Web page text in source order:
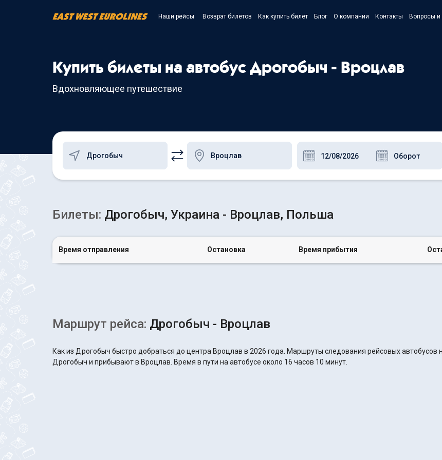
Наши рейсы Возврат билетов Как купить билет Блог О компании Контакты Вопросы и
Купить билеты на автобус Дрогобыч - Вроцлав
Вдохновляющее путешествие
Билеты: Дрогобыч, Украина - Вроцлав, Польша
Время отправления Остановка Время прибытия
Маршрут рейса: Дрогобыч - Вроцлав
Как из Дрогобыч быстро добраться до центра Вроцлав в 2026 года. Маршруты следования рейсовых автобусов
Дрогобыч и прибывают в Вроцлав. Время в пути на автобусе около 16 часов 10 минут.